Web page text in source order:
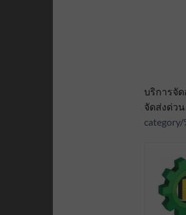
บริการจั
จัดส่งด่ว
category/